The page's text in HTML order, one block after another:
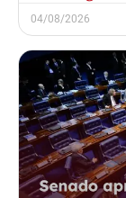
04/08/2026